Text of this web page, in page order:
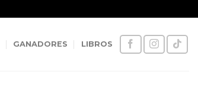
GANADORES LIBROS